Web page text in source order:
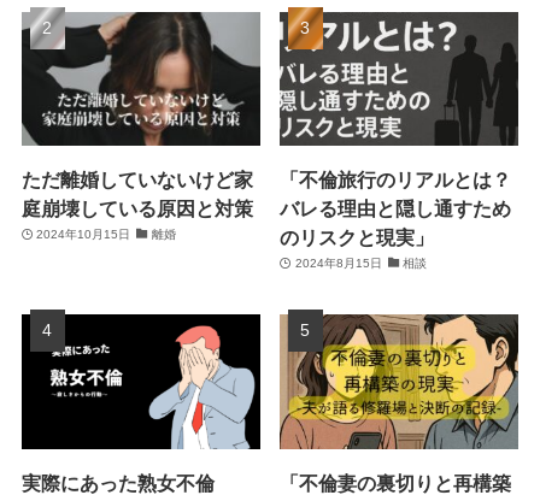
ただ離婚していないけど家
庭崩壊している原因と対策
2024年10月15日 離婚
「不倫旅行のリアルとは？
バレる理由と隠し通すため
のリスクと現実」
2024年8月15日 相談
実際にあった熟女不倫
「不倫妻の裏切りと再構築